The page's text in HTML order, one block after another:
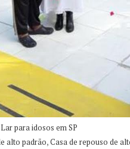
para idosos em SP
alto padrão,Casa de repouso de